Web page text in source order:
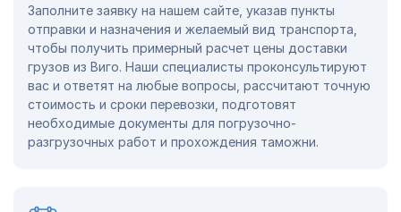
Заполните заявку на нашем сайте, указав пункты
отправки и назначения и желаемый вид транспорта,
чтобы получить примерный расчет цены доставки
грузов из Виго. Наши специалисты проконсультируют
вас и ответят на любые вопросы, рассчитают точную
стоимость и сроки перевозки, подготовят
необходимые документы для погрузочно-
разгрузочных работ и прохождения таможни.